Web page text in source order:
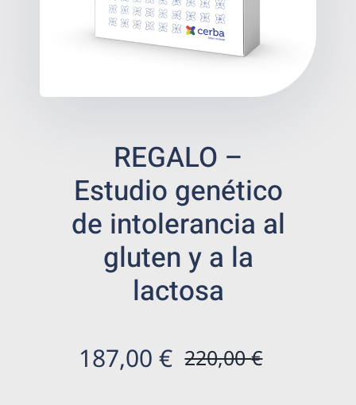
Tienda de salud
Centros ecommerce
REGALO –
Estudio genético
de intolerancia al
gluten y a la
lactosa
220,00€El
187,00 €
El